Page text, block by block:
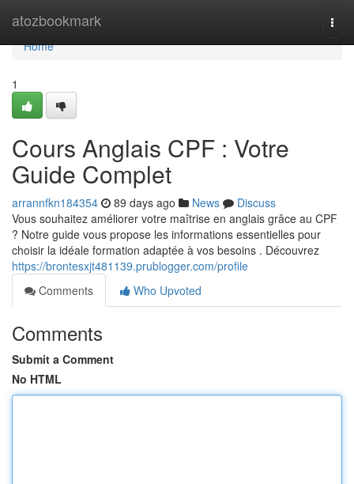
atozbookmark
Home
Home
1
Cours Anglais CPF : Votre
Guide Complet
arrannfkn184354 89 days ago News
Discuss
Vous souhaitez améliorer votre maîtrise en anglais grâce au CPF
? Notre guide vous propose les informations essentielles pour
choisir la idéale formation adaptée à vos besoins . Découvrez
https://brontesxjt481139.prublogger.com/profile
Comments
Who Upvoted
Comments
Submit a Comment
No HTML